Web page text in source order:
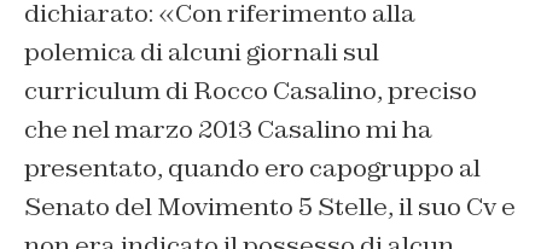
dichiarato: «Con riferimento alla
polemica di alcuni giornali sul
curriculum di Rocco Casalino, preciso
che nel marzo 2013 Casalino mi ha
presentato, quando ero capogruppo al
Senato del Movimento 5 Stelle, il suo Cv e